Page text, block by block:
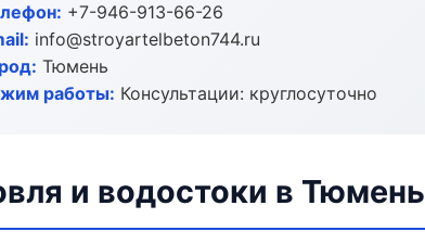
+7-946-913-66-26
info@stroyartelbeton744.ru
Тюмень
работы: Консультации: круглосуточно
и водостоки в Тюмень